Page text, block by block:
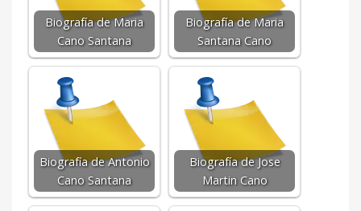
Biografía de Maria
Cano Santana
Biografía de Maria
Santana Cano
Biografía de Antonio
Cano Santana
Biografía de Jose
Martin Cano